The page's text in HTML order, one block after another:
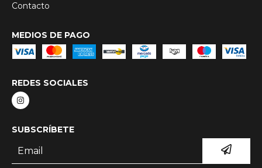
Contacto
MEDIOS DE PAGO
REDES SOCIALES
SUBSCRÍBETE